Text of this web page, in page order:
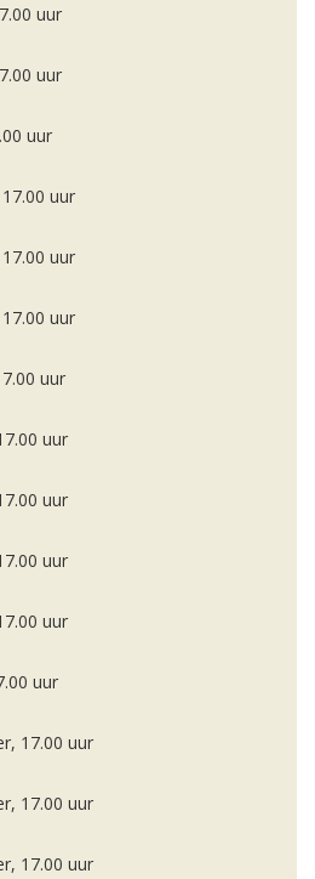
uur
uur
uur
uur
uur
uur
uur
uur
uur
uur
uur
uur
17.00 uur
17.00 uur
17.00 uur